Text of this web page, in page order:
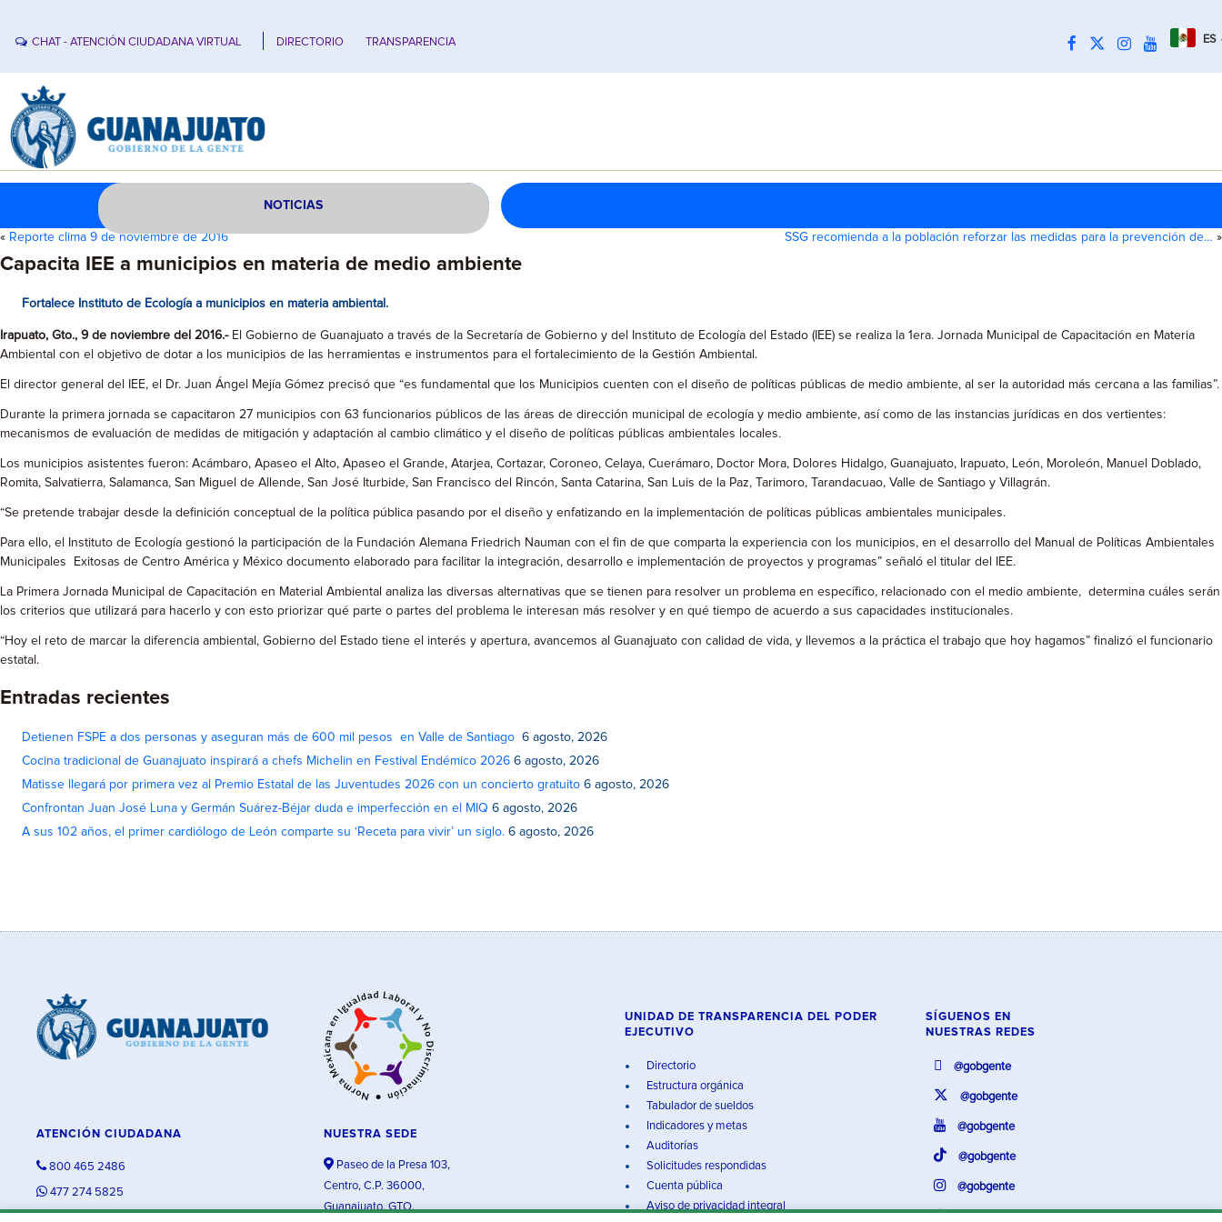
CHAT - ATENCIÓN CIUDADANA VIRTUAL DIRECTORIO TRANSPARENCIA ES
NOTICIAS
« Reporte clima 9 de noviembre de 2016 SSG recomienda a la población reforzar las medidas para la prevención de… »
Capacita IEE a municipios en materia de medio ambiente
Fortalece Instituto de Ecología a municipios en materia ambiental.
Irapuato, Gto., 9 de noviembre del 2016.- El Gobierno de Guanajuato a través de la Secretaría de Gobierno y del Instituto de Ecología del Estado (IEE) se realiza la 1era. Jornada Municipal de Capacitación en Materia
Ambiental con el objetivo de dotar a los municipios de las herramientas e instrumentos para el fortalecimiento de la Gestión Ambiental.
El director general del IEE, el Dr. Juan Ángel Mejía Gómez precisó que “es fundamental que los Municipios cuenten con el diseño de políticas públicas de medio ambiente, al ser la autoridad más cercana a las familias”.
Durante la primera jornada se capacitaron 27 municipios con 63 funcionarios públicos de las áreas de dirección municipal de ecología y medio ambiente, así como de las instancias jurídicas en dos vertientes:
mecanismos de evaluación de medidas de mitigación y adaptación al cambio climático y el diseño de políticas públicas ambientales locales.
Los municipios asistentes fueron: Acámbaro, Apaseo el Alto, Apaseo el Grande, Atarjea, Cortazar, Coroneo, Celaya, Cuerámaro, Doctor Mora, Dolores Hidalgo, Guanajuato, Irapuato, León, Moroleón, Manuel Doblado,
Romita, Salvatierra, Salamanca, San Miguel de Allende, San José Iturbide, San Francisco del Rincón, Santa Catarina, San Luis de la Paz, Tarimoro, Tarandacuao, Valle de Santiago y Villagrán.
“Se pretende trabajar desde la definición conceptual de la política pública pasando por el diseño y enfatizando en la implementación de políticas públicas ambientales municipales.
Para ello, el Instituto de Ecología gestionó la participación de la Fundación Alemana Friedrich Nauman con el fin de que comparta la experiencia con los municipios, en el desarrollo del Manual de Políticas Ambientales
Municipales Exitosas de Centro América y México documento elaborado para facilitar la integración, desarrollo e implementación de proyectos y programas” señaló el titular del IEE.
La Primera Jornada Municipal de Capacitación en Material Ambiental analiza las diversas alternativas que se tienen para resolver un problema en específico, relacionado con el medio ambiente, determina cuáles serán
los criterios que utilizará para hacerlo y con esto priorizar qué parte o partes del problema le interesan más resolver y en qué tiempo de acuerdo a sus capacidades institucionales.
“Hoy el reto de marcar la diferencia ambiental, Gobierno del Estado tiene el interés y apertura, avancemos al Guanajuato con calidad de vida, y llevemos a la práctica el trabajo que hoy hagamos” finalizó el funcionario
estatal.
Entradas recientes
Detienen FSPE a dos personas y aseguran más de 600 mil pesos en Valle de Santiago 6 agosto, 2026
Cocina tradicional de Guanajuato inspirará a chefs Michelin en Festival Endémico 2026 6 agosto, 2026
Matisse llegará por primera vez al Premio Estatal de las Juventudes 2026 con un concierto gratuito 6 agosto, 2026
Confrontan Juan José Luna y Germán Suárez-Béjar duda e imperfección en el MIQ 6 agosto, 2026
A sus 102 años, el primer cardiólogo de León comparte su ‘Receta para vivir’ un siglo. 6 agosto, 2026
ATENCIÓN CIUDADANA
800 465 2486
477 274 5825
NUESTRA SEDE
Paseo de la Presa 103,
Centro, C.P. 36000,
Guanajuato, GTO.
UNIDAD DE TRANSPARENCIA DEL PODER
EJECUTIVO
Directorio
Estructura orgánica
Tabulador de sueldos
Indicadores y metas
Auditorías
Solicitudes respondidas
Cuenta pública
Aviso de privacidad integral
SÍGUENOS EN
NUESTRAS REDES
@gobgente
@gobgente
@gobgente
@gobgente
@gobgente
@gobgente